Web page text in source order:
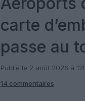
carte
passe au
numérique
Check
Publié le 2 août 2026 à
14 commentaires